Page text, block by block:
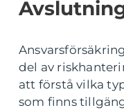
del av
att förstå vilka
som finns